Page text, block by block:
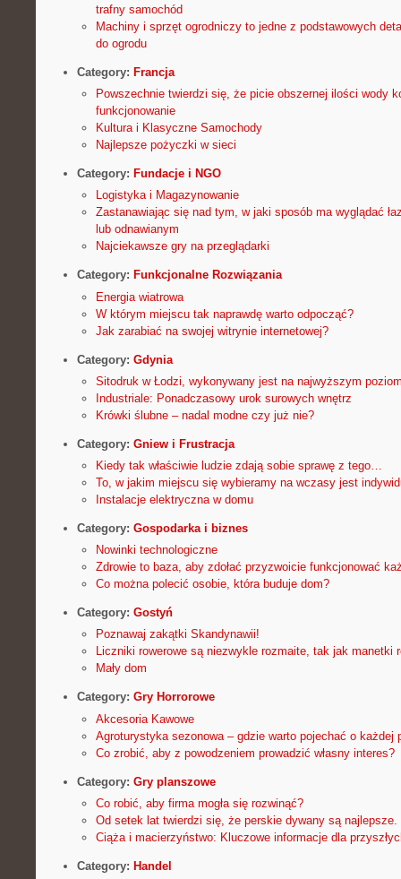
trafny samochód
Machiny i sprzęt ogrodniczy to jedne z podstawowych
do ogrodu
Category: Francja
Powszechnie twierdzi się, że picie obszernej ilości wody
funkcjonowanie
Kultura i Klasyczne Samochody
Najlepsze pożyczki w sieci
Category: Fundacje i NGO
Logistyka i Magazynowanie
Zastanawiając się nad tym, w jaki sposób ma wyglądać
lub odnawianym
Najciekawsze gry na przeglądarki
Category: Funkcjonalne Rozwiązania
Energia wiatrowa
W którym miejscu tak naprawdę warto odpocząć?
Jak zarabiać na swojej witrynie internetowej?
Category: Gdynia
Sitodruk w Łodzi, wykonywany jest na najwyższym
Industriale: Ponadczasowy urok surowych wnętrz
Krówki ślubne – nadal modne czy już nie?
Category: Gniew i Frustracja
Kiedy tak właściwie ludzie zdają sobie sprawę z tego…
To, w jakim miejscu się wybieramy na wczasy jest
Instalacje elektryczna w domu
Category: Gospodarka i biznes
Nowinki technologiczne
Zdrowie to baza, aby zdołać przyzwoicie funkcjonować
Co można polecić osobie, która buduje dom?
Category: Gostyń
Poznawaj zakątki Skandynawii!
Liczniki rowerowe są niezwykle rozmaite, tak jak manetki
Mały dom
Category: Gry Horrorowe
Akcesoria Kawowe
Agroturystyka sezonowa – gdzie warto pojechać o każdej
Co zrobić, aby z powodzeniem prowadzić własny interes?
Category: Gry planszowe
Co robić, aby firma mogła się rozwinąć?
Od setek lat twierdzi się, że perskie dywany są najlepsze.
Ciąża i macierzyństwo: Kluczowe informacje dla
Category: Handel